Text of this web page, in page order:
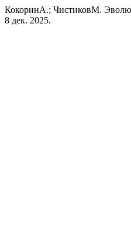
КокоринА.; ЧистиковМ.
8 дек. 2025.